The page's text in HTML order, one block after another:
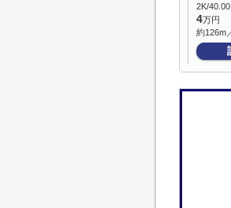
2K/40.00
4万円
約126m